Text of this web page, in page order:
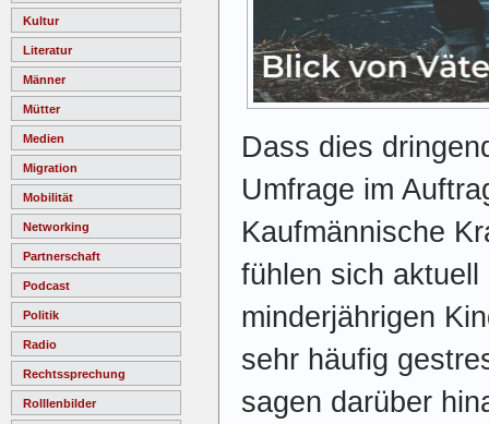
Kultur
Literatur
Männer
Mütter
Medien
Migration
Mobilität
Networking
Partnerschaft
Podcast
Politik
Radio
Rechtssprechung
Rolllenbilder
Dass dies
Umfrage im
Kaufmännische
fühlen sich
minderjährigen
sehr häufig
sagen darüber